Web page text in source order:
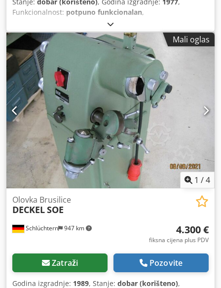
Funkcionalnost: potpuno funkcionalan,
Mali oglas
1 /4
Schlüchtern 947 km
Olovka Brusilice
DECKELSOE
4.300 €
fiksna cijena plus PDV
Zatraži Pozovite
Godina izgradnje: 1989, Stanje: dobar (korišteno),